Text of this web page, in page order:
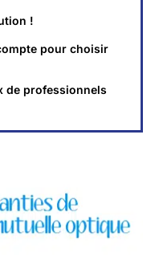
!
pour choisir
de professionnels